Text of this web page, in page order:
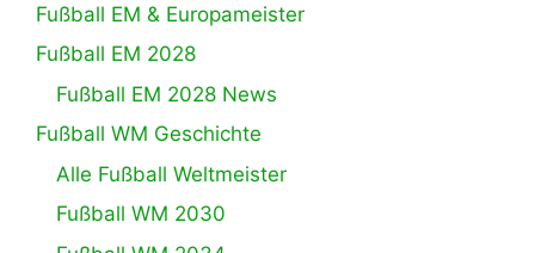
Fußball EM & Europameister
Fußball EM 2028
Fußball EM 2028 News
Fußball WM Geschichte
Alle Fußball Weltmeister
Fußball WM 2030